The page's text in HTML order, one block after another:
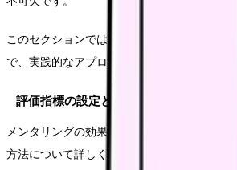
このセクションでは、具体的な評価方法から
で、実践的なアプローチについてご説明しま
評価指標の設定と測定
メンタリングの効果を適切に評価するための
方法について詳しく解説します。